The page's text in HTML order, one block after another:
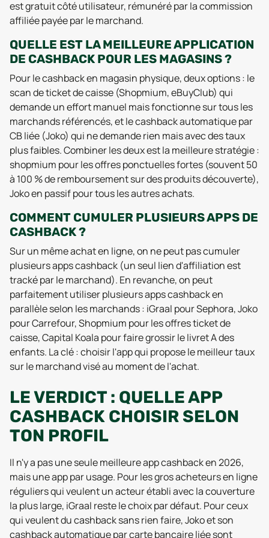
est gratuit côté utilisateur, rémunéré par la commission
affiliée payée par le marchand.
QUELLE EST LA MEILLEURE APPLICATION
DE CASHBACK POUR LES MAGASINS ?
Pour le cashback en magasin physique, deux options : le
scan de ticket de caisse (Shopmium, eBuyClub) qui
demande un effort manuel mais fonctionne sur tous les
marchands référencés, et le cashback automatique par
CB liée (Joko) qui ne demande rien mais avec des taux
plus faibles. Combiner les deux est la meilleure stratégie :
shopmium pour les offres ponctuelles fortes (souvent 50
à 100 % de remboursement sur des produits découverte),
Joko en passif pour tous les autres achats.
COMMENT CUMULER PLUSIEURS APPS DE
CASHBACK ?
Sur un même achat en ligne, on ne peut pas cumuler
plusieurs apps cashback (un seul lien d'affiliation est
tracké par le marchand). En revanche, on peut
parfaitement utiliser plusieurs apps cashback en
parallèle selon les marchands : iGraal pour Sephora, Joko
pour Carrefour, Shopmium pour les offres ticket de
caisse, Capital Koala pour faire grossir le livret A des
enfants. La clé : choisir l'app qui propose le meilleur taux
sur le marchand visé au moment de l'achat.
LE VERDICT : QUELLE APP
CASHBACK CHOISIR SELON
TON PROFIL
Il n'y a pas une seule meilleure app cashback en 2026,
mais une app par usage. Pour les gros acheteurs en ligne
réguliers qui veulent un acteur établi avec la couverture
la plus large, iGraal reste le choix par défaut. Pour ceux
qui veulent du cashback sans rien faire, Joko et son
cashback automatique par carte bancaire liée sont